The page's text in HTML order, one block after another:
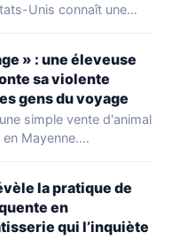
Unis connaît une
» : une éleveuse
sa violente
gens du voyage
simple vente d'animal
en Mayenne.…
la pratique de
en
qui l’inquiète